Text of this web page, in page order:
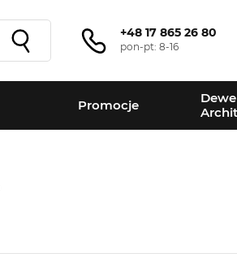
+48 17 865 26 80
pon-pt: 8-16
Promocje